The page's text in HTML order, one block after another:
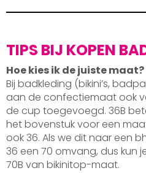
TIPS BIJ KOPEN
Hoe kies ik de juiste maat?
Bij badkleding (bikini’s,
aan de confectiemaat ook
de cup toegevoegd. 36B
het bovenstuk voor een
ook 36. Als we dit naar een
36 een 70 omvang, dus kun
70B van bikinitop-maat.